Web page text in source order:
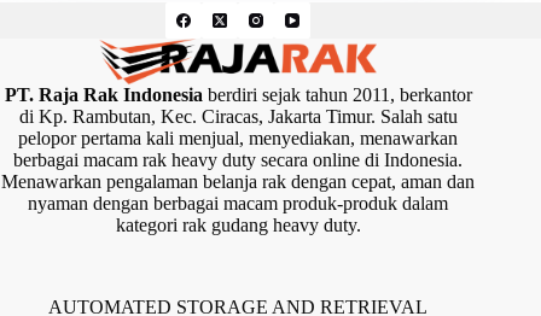
PT. Raja Rak Indonesiaberdiri sejak tahun 2011, berkantor
di Kp. Rambutan, Kec. Ciracas, Jakarta Timur. Salah satu
pelopor pertama kali menjual, menyediakan, menawarkan
berbagai macam rak heavy duty secara online di Indonesia.
Menawarkan pengalaman belanja rak dengan cepat, aman dan
nyaman dengan berbagai macam produk-produk dalam
kategori rak gudang heavy duty.
AUTOMATED STORAGE AND RETRIEVAL